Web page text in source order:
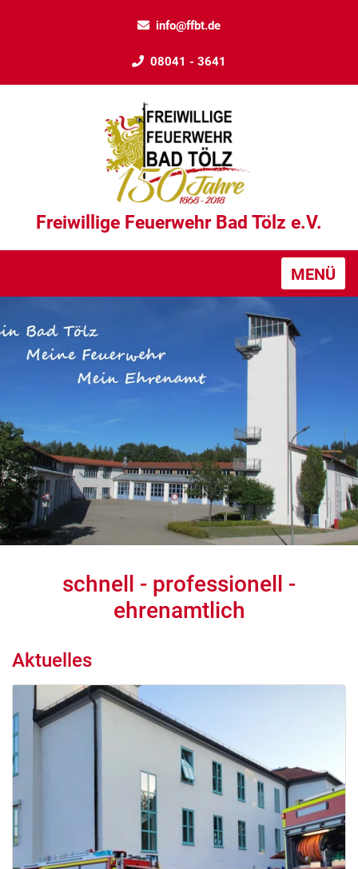
info@ffbt.de
08041 - 3641
Freiwillige Feuerwehr Bad Tölz e.V.
MENÜ
schnell - professionell -
ehrenamtlich
Aktuelles